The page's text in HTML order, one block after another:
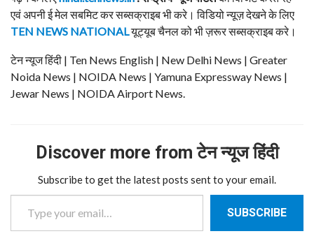
एवं अपनी ई मेल सबमिट कर सब्सक्राइब भी करे। विडियो न्यूज़ देखने के लिए
TEN NEWS NATIONAL यूट्यूब चैनल को भी ज़रूर सब्सक्राइब करे।
टेन न्यूज हिंदी | Ten News English | New Delhi News | Greater
Noida News | NOIDA News | Yamuna Expressway News |
Jewar News | NOIDA Airport News.
Discover more from टेन न्यूज हिंदी
Subscribe to get the latest posts sent to your email.
Type your email…
SUBSCRIBE